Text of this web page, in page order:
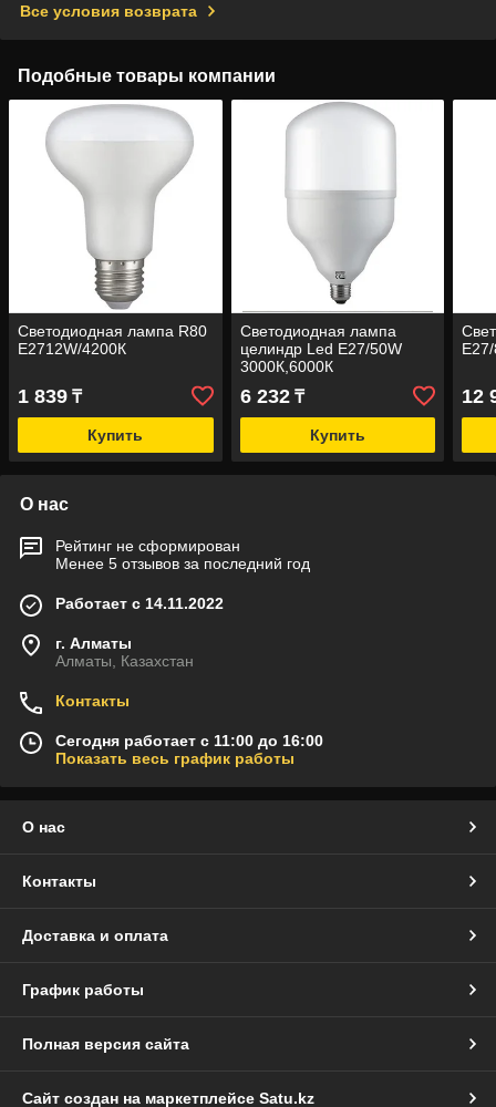
Все условия возврата
Подобные товары компании
Светодиодная лампа R80
E2712W/4200К
1 839 ₸
Купить
Светодиодная лампа
целиндр Led E27/50W
3000К,6000К
6 232₸
Купить
12
О нас
Рейтинг не сформирован
Менее 5 отзывов за последний год
Работает с 14.11.2022
г. Алматы
Алматы, Казахстан
Контакты
Сегодня работает с 11:00 до 16:00
Показать весь график работы
О нас
Контакты
Доставка и оплата
График работы
Полная версия сайта
Сайт создан на маркетплейсе Satu.kz